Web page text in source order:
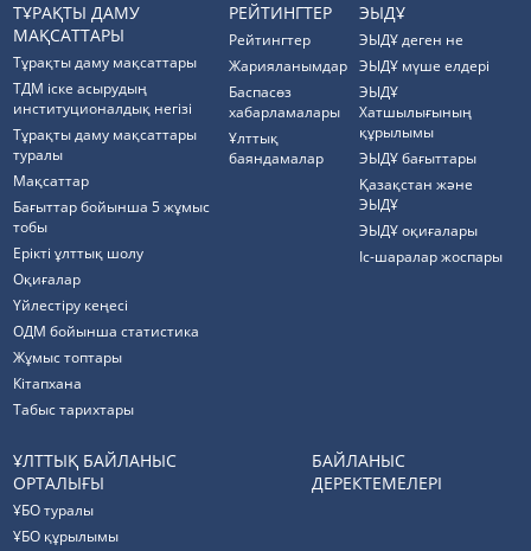
ТҰРАҚТЫ ДАМУ
МАҚСАТТАРЫ
Тұрақты даму мақсаттары
ТДМ іске асырудың
институционалдық негізі
Тұрақты даму мақсаттары
туралы
Мақсаттар
Бағыттар бойынша 5 жұмыс
тобы
Ерікті ұлттық шолу
Оқиғалар
Үйлестіру кеңесі
ОДМ бойынша статистика
Жұмыс топтары
Кітапхана
Табыс тарихтары
РЕЙТИНГТЕР
Рейтингтер
Жарияланымдар
Баспасөз
хабарламалары
Ұлттық
баяндамалар
ЭЫДҰ
ЭЫДҰ деген не
ЭЫДҰ мүше елдері
ЭЫДҰ
Хатшылығының
құрылымы
ЭЫДҰ бағыттары
Қазақстан және
ЭЫДҰ
ЭЫДҰ оқиғалары
Іс-шаралар жоспары
ҰЛТТЫҚ БАЙЛАНЫС
ОРТАЛЫҒЫ
ҰБО туралы
ҰБО құрылымы
БАЙЛАНЫС
ДЕРЕКТЕМЕЛЕРІ